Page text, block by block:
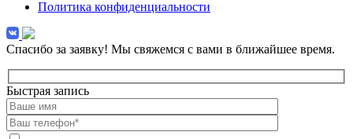
Политика конфиденциальности
Спасибо за заявку! Мы свяжемся с вами в ближайшее время.
Быстрая запись